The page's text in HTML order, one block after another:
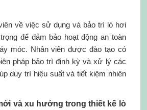
về việc sử dụng và bảo trì lò hơi
để đảm bảo hoạt động an toàn
móc. Nhân viên được đào tạo có
pháp bảo trì định kỳ và xử lý các
duy trì hiệu suất và tiết kiệm nhiên
và xu hướng trong thiết kế lò